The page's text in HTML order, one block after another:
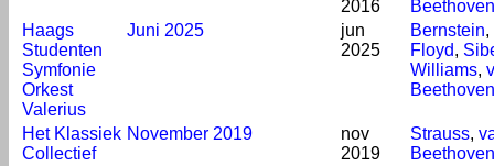
2016
Beethoven
Haags
Studenten
Symfonie
Orkest
Valerius
Juni 2025
jun
2025
Bernstein,
Floyd,
Williams,
Beethoven
Het Klassiek
Collectief
November 2019
nov
2019
Strauss,
Beethoven